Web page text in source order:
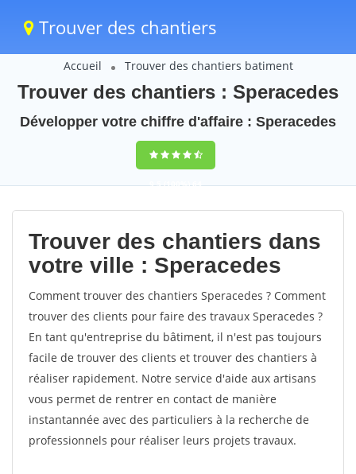
Trouver des chantiers
Accueil Trouver des chantiers batiment
Trouver des chantiers : Speracedes
Développer votre chiffre d'affaire : Speracedes
9,5(100%)64
votes
Trouver des chantiers dans
votre ville : Speracedes
Comment trouver des chantiers Speracedes ? Comment
trouver des clients pour faire des travaux Speracedes ?
En tant qu'entreprise du bâtiment, il n'est pas toujours
facile de trouver des clients et trouver des chantiers à
réaliser rapidement. Notre service d'aide aux artisans
vous permet de rentrer en contact de manière
instantannée avec des particuliers à la recherche de
professionnels pour réaliser leurs projets travaux.